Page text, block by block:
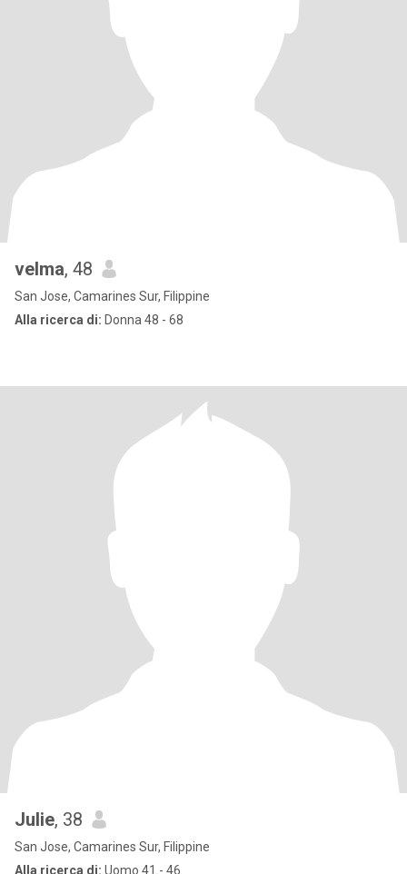
velma, 48
San Jose, Camarines Sur, Filippine
Alla ricerca di: Donna 48 - 68
Julie, 38
San Jose, Camarines Sur, Filippine
Alla ricerca di: Uomo 41 - 46